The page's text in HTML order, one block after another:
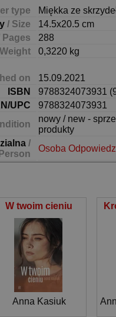
type
Miękka ze
/ Size
14.5x20.5 cm
Pages
288
0,3220 kg
on
15.09.2021
ISBN
9788324073931
UPC
9788324073931
nowy / new -
produkty
/
Osoba
W twoim cieniu
Anna Kasiuk